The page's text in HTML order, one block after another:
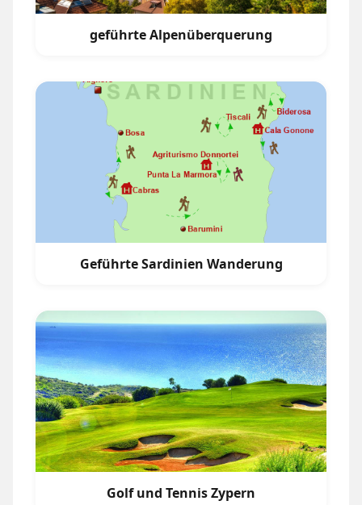
geführte Alpenüberquerung
Geführte Sardinien Wanderung
Golf und Tennis Zypern